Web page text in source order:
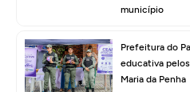
município
Prefeitura do
educativa
Maria da Penha